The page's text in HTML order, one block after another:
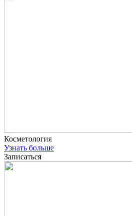
Косметология
Узнать больше
Записаться